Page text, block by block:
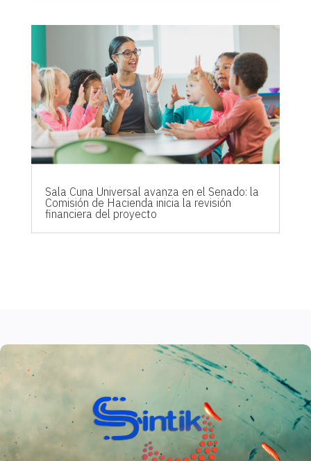
Sala Cuna Universal avanza en el Senado: la
Comisión de Hacienda inicia la revisión
financiera del proyecto